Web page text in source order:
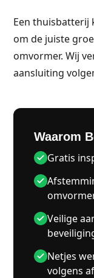
Een thuisbatterij
om de juiste
omvormer. Wij
aansluiting
Waarom
Gratis
Veilige
Netjes
volgens